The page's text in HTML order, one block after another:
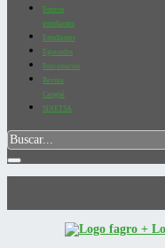
Futuros
estudiantes
Estudiantes
Egresados
Funcionarios
Revista
Cangüé
SINETSA